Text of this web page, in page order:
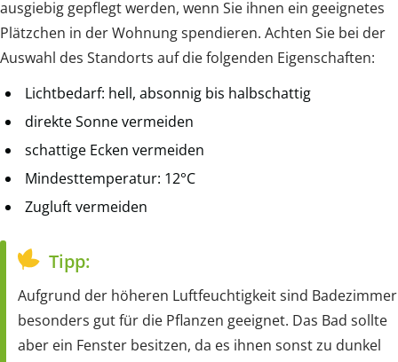
ausgiebig gepflegt werden, wenn Sie ihnen ein geeignetes
Plätzchen in der Wohnung spendieren. Achten Sie bei der
Auswahl des Standorts auf die folgenden Eigenschaften:
Lichtbedarf: hell, absonnig bis halbschattig
direkte Sonne vermeiden
schattige Ecken vermeiden
Mindesttemperatur: 12°C
Zugluft vermeiden
Tipp:
Aufgrund der höheren Luftfeuchtigkeit sind Badezimmer
besonders gut für die Pflanzen geeignet. Das Bad sollte
aber ein Fenster besitzen, da es ihnen sonst zu dunkel